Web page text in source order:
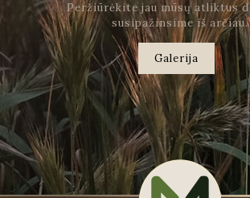
Peržiūrėkite jau mūsų atliktus
susipažinsime iš arčiau.
Galerija